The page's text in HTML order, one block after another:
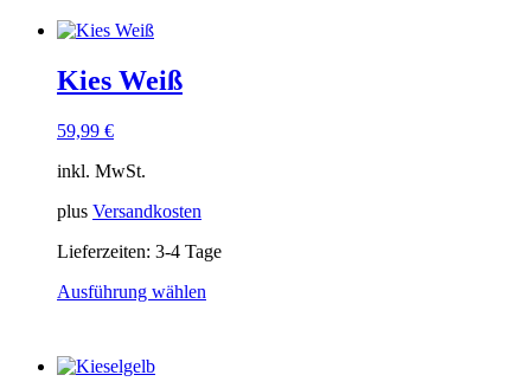
weist
mehrere
auf.
Optionen
können
auf
Produktseite
werden
Kies Weiß
59,99 €
inkl. MwSt.
plus Versandkosten
Lieferzeiten: 3-4 Tage
Ausführung wählen
weist
mehrere